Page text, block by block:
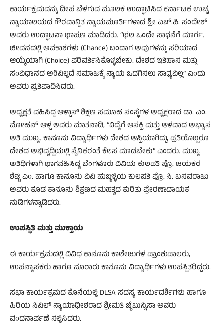
ಕಾರ್ಯಕ್ರಮವನ್ನು ದೀಪ ಬೆಳಗುವ ಮೂಲಕ ಉದ್ಘಾಟಿಸಿದ ಕರ್ನಾಟಕ ಉಚ್ಚ
ನ್ಯಾಯಾಲಯದ ಗೌರವಾನ್ವಿತ ನ್ಯಾಯಮೂರ್ತಿಗಳಾದ ಶ್ರೀ ಎಚ್.ಪಿ. ಸಂದೇಶ್
ಅವರು ಉದ್ಘಾಟನಾ ಭಾಷಣ ಮಾಡಿದರು. “ಛಲ ಒಂದೇ ಸಾಧನೆಗೆ ಮಾರ್ಗ.
ಜೀವನದಲ್ಲಿ ಅವಕಾಶಗಳು (Chance) ಬಂದಾಗ ಅವುಗಳನ್ನು ಸರಿಯಾದ
ಆಯ್ಕೆಯಾಗಿ (Choice) ಪರಿವರ್ತಿಸಿಕೊಳ್ಳಬೇಕು. ದೇಶದ ಇತಿಹಾಸ ಮತ್ತು
ಸಂವಿಧಾನದ ಅರಿವಿಲ್ಲದೆ ಸಮಾಜಕ್ಕೆ ನ್ಯಾಯ ಒದಗಿಸಲು ಸಾಧ್ಯವಿಲ್ಲ” ಎಂದು
ಅವರು ಪ್ರತಿಪಾದಿಸಿದರು.
​ಅಧ್ಯಕ್ಷತೆ ವಹಿಸಿದ್ದ ಆಳ್ವಾಸ್ ಶಿಕ್ಷಣ ಸಮೂಹ ಸಂಸ್ಥೆಗಳ ಅಧ್ಯಕ್ಷರಾದ ಡಾ. ಎಂ.
ಮೋಹನ್ ಆಳ್ವ ಅವರು ಮಾತನಾಡಿ, “ವಿದ್ಯೆಗೆ ಆಸಕ್ತಿ ಮತ್ತು ಆಳವಾದ ಅಭ್ಯಾಸ
ಅತಿ ಮುಖ್ಯ. ಕಾನೂನು ವಿದ್ಯಾರ್ಥಿಗಳು ದೇಶದ ಆಸ್ತಿಯಾಗಿದ್ದು, ಪ್ರತಿಯೊಬ್ಬರೂ
ದೇಶದ ಅಭಿವೃದ್ಧಿಯಲ್ಲಿ ಸೈನಿಕರಂತೆ ಕೆಲಸ ಮಾಡಬೇಕು” ಎಂದರು. ಮುಖ್ಯ
ಅತಿಥಿಗಳಾಗಿ ಭಾಗವಹಿಸಿದ್ದ ಬೆಂಗಳೂರು ವಿವಿಯ ಕುಲಪತಿ ಪ್ರೊ. ಜಯಕರ
ಶೆಟ್ಟಿ ಎಂ. ಹಾಗೂ ಕಾನೂನು ವಿವಿ ಹುಬ್ಬಳ್ಳಿಯ ಕುಲಪತಿ ಪ್ರೊ. ಸಿ. ಬಸವರಾಜು
ಅವರು ಕೂಡ ಕಾನೂನು ಶಿಕ್ಷಣದ ಮಹತ್ವದ ಕುರಿತು ಪ್ರೇರಣಾದಾಯಕ
ನುಡಿಗಳನ್ನಾಡಿದರು.
​ಉಪಸ್ಥಿತಿ ಮತ್ತು ಮುಕ್ತಾಯ
ಈ ಕಾರ್ಯಕ್ರಮದಲ್ಲಿ ವಿವಿಧ ಕಾನೂನು ಕಾಲೇಜುಗಳ ಪ್ರಾಂಶುಪಾಲರು,
ಉಪನ್ಯಾಸಕರು ಹಾಗೂ ನೂರಾರು ಕಾನೂನು ವಿದ್ಯಾರ್ಥಿಗಳು ಉಪಸ್ಥಿತರಿದ್ದರು.
ಸಭಾ ಕಾರ್ಯಕ್ರಮದ ಕೊನೆಯಲ್ಲಿ DLSA ಸದಸ್ಯ ಕಾರ್ಯದರ್ಶಿಗಳು ಹಾಗೂ
ಹಿರಿಯ ಸಿವಿಲ್ ನ್ಯಾಯಾಧೀಶರಾದ ಶ್ರೀಮತಿ ಜೈಬುನ್ನಿಸಾ ಅವರು
ವಂದನಾರ್ಪಣೆ ಸಲ್ಲಿಸಿದರು.